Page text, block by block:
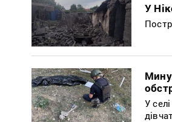
У
У